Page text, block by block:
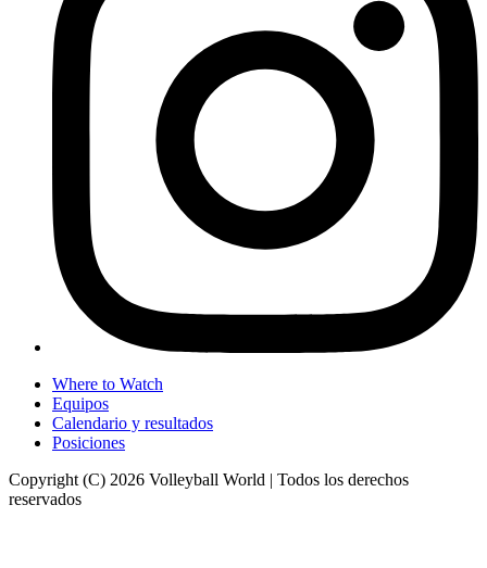
Where to Watch
Equipos
Calendario y resultados
Posiciones
Copyright (C) 2026 Volleyball World | Todos los derechos
reservados